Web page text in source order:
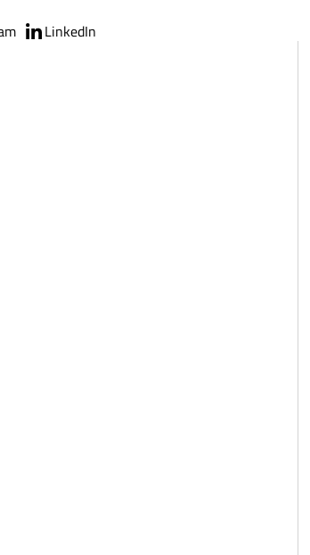
LinkedIn